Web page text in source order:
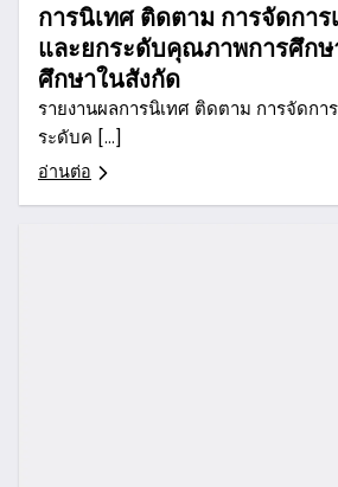
การนิเทศ ติดตาม การจัดกา
และยกระดับคุณภาพการศึก
ศึกษาในสังกัด
รายงานผลการนิเทศ ติดตาม การจัดกา
ระดับค […]
อ่านต่อ